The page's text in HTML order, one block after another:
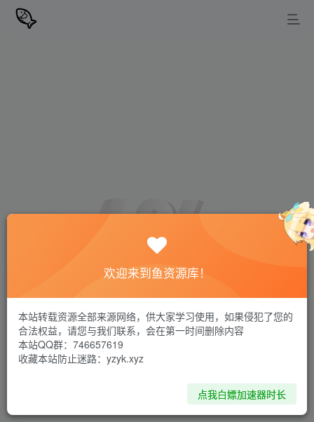
环境异常！请重新获取下载链接
欢迎来到鱼资源库！
本站转载资源全部来源网络，供大家学习使用，如果侵犯了您的
合法权益，请您与我们联系，会在第一时间删除内容
本站QQ群：746657619
收藏本站防止迷路：yzyk.xyz
点我白嫖加速器时长